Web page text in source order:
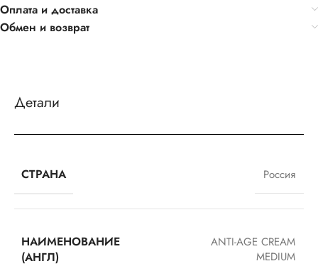
Оплата и доставка
Обмен и возврат
Детали
СТРАНА Россия
НАИМЕНОВАНИЕ
(АНГЛ)
ANTI-AGE CREAM
MEDIUM